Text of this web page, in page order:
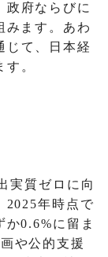
政府ならびに
みます。あわ
じて、日本経
。
実質ゼロに向
2025年時点で
0.6%に留ま
や公的支援